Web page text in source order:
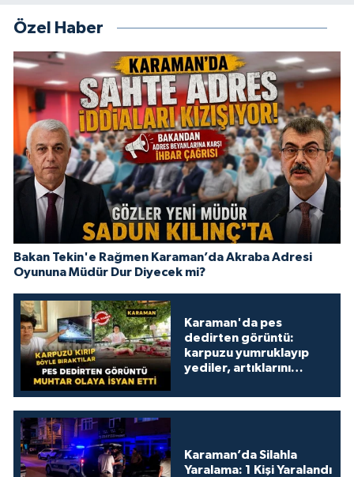
Özel Haber
Bakan Tekin'e Rağmen Karaman’da Akraba Adresi
Oyununa Müdür Dur Diyecek mi?
Karaman'da pes
dedirten görüntü:
karpuzu yumruklayıp
yediler, artıklarını
Karaman’da Silahla
Yaralama: 1 Kişi Yaralandı